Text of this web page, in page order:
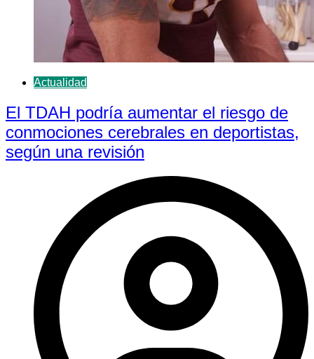
Actualidad
El TDAH podría aumentar el riesgo de
conmociones cerebrales en deportistas,
según una revisión